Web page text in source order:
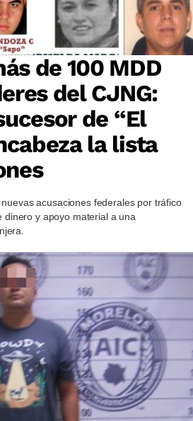
de 100 MDD
del CJNG:
de “El
la lista
acusaciones federales por tráfico
dinero y apoyo material a una